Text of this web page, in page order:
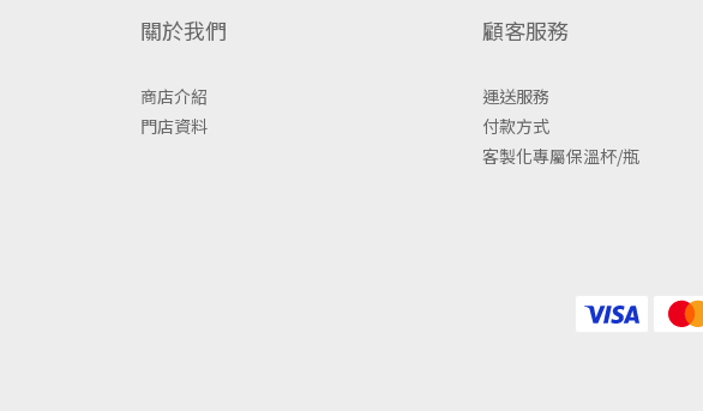
關於我們
商店介紹
門店資料
顧客服務
運送服務
付款方式
客製化專屬保溫杯/瓶